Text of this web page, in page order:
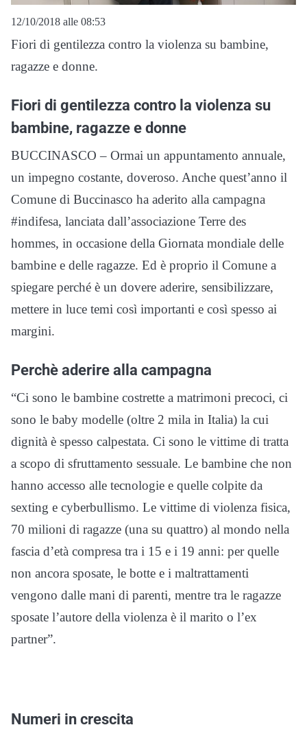
12/10/2018 alle 08:53
Fiori di gentilezza contro la violenza su bambine,
ragazze e donne.
Fiori di gentilezza contro la violenza su
bambine, ragazze e donne
BUCCINASCO – Ormai un appuntamento annuale,
un impegno costante, doveroso. Anche quest’anno il
Comune di Buccinasco ha aderito alla campagna
#indifesa, lanciata dall’associazione Terre des
hommes, in occasione della Giornata mondiale delle
bambine e delle ragazze. Ed è proprio il Comune a
spiegare perché è un dovere aderire, sensibilizzare,
mettere in luce temi così importanti e così spesso ai
margini.
Perchè aderire alla campagna
“Ci sono le bambine costrette a matrimoni precoci, ci
sono le baby modelle (oltre 2 mila in Italia) la cui
dignità è spesso calpestata. Ci sono le vittime di tratta
a scopo di sfruttamento sessuale. Le bambine che non
hanno accesso alle tecnologie e quelle colpite da
sexting e cyberbullismo. Le vittime di violenza fisica,
70 milioni di ragazze (una su quattro) al mondo nella
fascia d’età compresa tra i 15 e i 19 anni: per quelle
non ancora sposate, le botte e i maltrattamenti
vengono dalle mani di parenti, mentre tra le ragazze
sposate l’autore della violenza è il marito o l’ex
partner”.
Numeri in crescita